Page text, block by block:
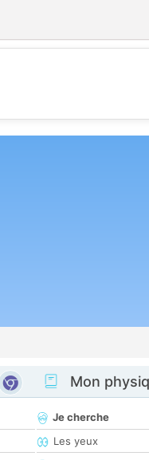
Mon
Je cherche
Les yeux